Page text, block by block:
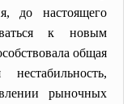
до настоящего
к новым
общая
рыночных